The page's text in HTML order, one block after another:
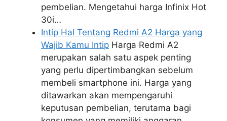
pembelian. Mengetahui harga Infinix Hot
30i…
Intip Hal Tentang Redmi A2 Harga yang
Wajib Kamu Intip Harga Redmi A2
merupakan salah satu aspek penting
yang perlu dipertimbangkan sebelum
membeli smartphone ini. Harga yang
ditawarkan akan mempengaruhi
keputusan pembelian, terutama bagi